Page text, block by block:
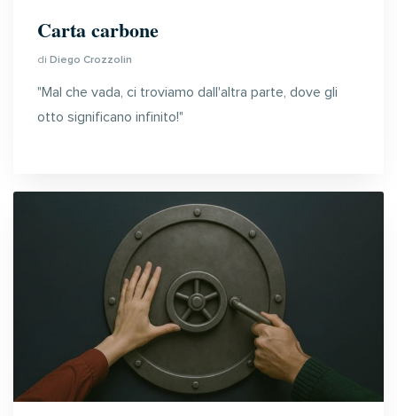
Carta carbone
di Diego Crozzolin
"Mal che vada, ci troviamo dall'altra parte, dove gli
otto significano infinito!"